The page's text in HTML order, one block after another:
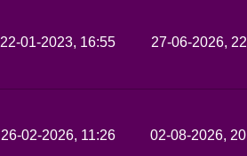
22-01-2023, 16:55
27-06-2026,
26-02-2026, 11:26
02-08-2026,